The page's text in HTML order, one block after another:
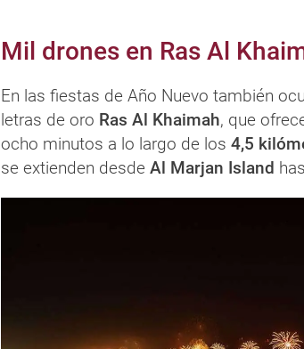
Mil drones en Ras Al
En las fiestas de Año Nuevo también
letras de oro Ras Al Khaimah, que
ocho minutos a lo largo de los 4,5
se extienden desde Al Marjan Island